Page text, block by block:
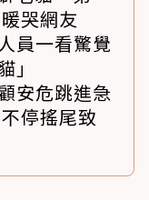
哭網友
員一看驚覺
安危跳進急
停搖尾致